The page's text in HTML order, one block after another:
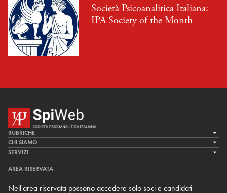
Società Psicoanalitica Italiana:
IPA Society of the Month
RUBRICHE
LA CURA
LA RICERCA
CHI SIAMO
LA SPI
TEAM DI SPIWEB
CONTATTI
SERVIZI
AREA RISERVATA
Nell'area riservata possono accedere solo soci e candidati